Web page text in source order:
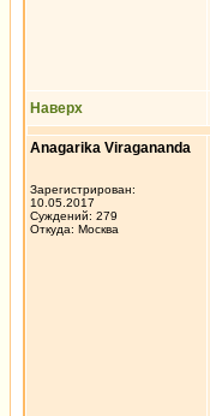
Наверх
Anagarika Viragananda
Зарегистрирован:
10.05.2017
Суждений: 279
Откуда: Москва